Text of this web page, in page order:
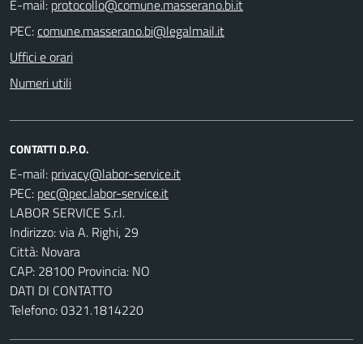
E-mail:
PEC:
Uffici e orari
Numeri utili
CONTATTI D.P.O.
E-mail:
PEC:
LABOR SERVICE S.r.l.
Indirizzo: via A. Righi, 29
Città: Novara
CAP: 28100 Provincia: NO
DATI DI CONTATTO
Telefono: 0321.1814220